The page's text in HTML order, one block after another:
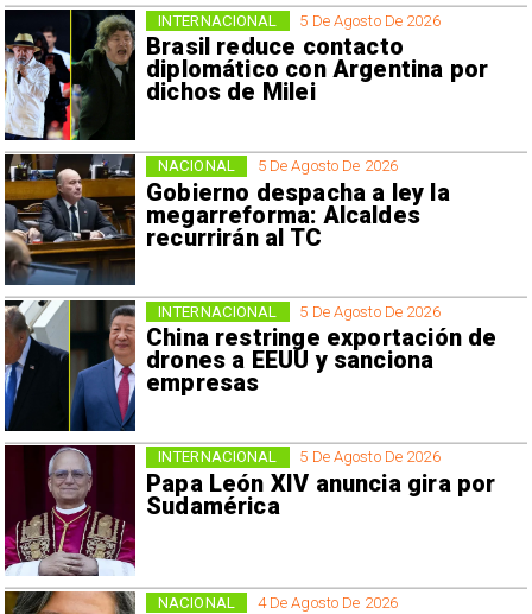
5 De Agosto De 2026
Brasil reduce contacto
diplomático con Argentina por
dichos de Milei
INTERNACIONAL
5 De Agosto De 2026
Gobierno despacha a ley la
megarreforma: Alcaldes
recurrirán al TC
NACIONAL
5 De Agosto De 2026
China restringe exportación de
drones a EEUU y sanciona
empresas
INTERNACIONAL
5 De Agosto De 2026
Papa León XIV anuncia gira por
Sudamérica
INTERNACIONAL
4 De Agosto De 2026
NACIONAL